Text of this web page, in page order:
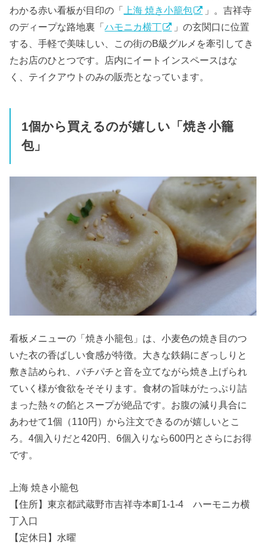
わかる赤い看板が目印の「 上海 焼き小籠包
」。吉祥寺
のディープな路地裏「ハモニカ横丁
」の玄関口に位置
する、手軽で美味しい、この街のB級グルメを牽引してき
たお店のひとつです。店内にイートインスペースはな
く、テイクアウトのみの販売となっています。
1個から買えるのが嬉しい「焼き小籠
包」
看板メニューの「焼き小籠包」は、小麦色の焼き目のつ
いた衣の香ばしい食感が特徴。大きな鉄鍋にぎっしりと
敷き詰められ、パチパチと音を立てながら焼き上げられ
ていく様が食欲をそそります。食材の旨味がたっぷり詰
まった熱々の餡とスープが絶品です。お腹の減り具合に
あわせて1個（110円）から注文できるのが嬉しいとこ
ろ。4個入りだと420円、6個入りなら600円とさらにお得
です。
上海 焼き小籠包
【住所】東京都武蔵野市吉祥寺本町1-1-4 ハーモニカ横
丁入口
【定休日】水曜